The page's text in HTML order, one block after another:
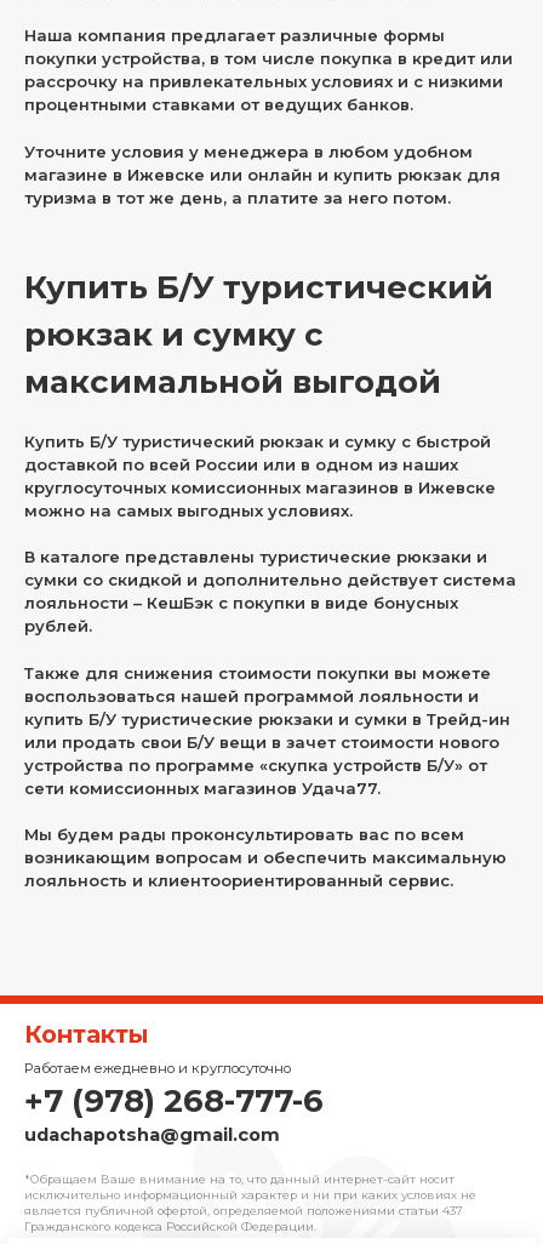
Наша компания предлагает различные формы
покупки устройства, в том числе покупка в кредит или
рассрочку на привлекательных условиях и с низкими
процентными ставками от ведущих банков.
Уточните условия у менеджера в любом удобном
магазине в Ижевске или онлайн и купить рюкзак для
туризма в тот же день, а платите за него потом.
Купить Б/У туристический
рюкзак и сумку с
максимальной выгодой
Купить Б/У туристический рюкзак и сумку с быстрой
доставкой по всей России или в одном из наших
круглосуточных комиссионных магазинов в Ижевске
можно на самых выгодных условиях.
В каталоге представлены туристические рюкзаки и
сумки со скидкой и дополнительно действует система
лояльности – КешБэк с покупки в виде бонусных
рублей.
Также для снижения стоимости покупки вы можете
воспользоваться нашей программой лояльности и
купить Б/У туристические рюкзаки и сумки в Трейд-ин
или продать свои Б/У вещи в зачет стоимости нового
устройства по программе «скупка устройств Б/У» от
сети комиссионных магазинов Удача77.
Мы будем рады проконсультировать вас по всем
возникающим вопросам и обеспечить максимальную
лояльность и клиентоориентированный сервис.
Контакты
Работаем ежедневно и круглосуточно
+7 (978) 268-777-6
udachapotsha@gmail.com
*Обращаем Ваше внимание на то, что данный интернет-сайт носит
исключительно информационный характер и ни при каких условиях не
является публичной офертой, определяемой положениями cтатьи 437
Гражданского кодекса Российской Федерации.